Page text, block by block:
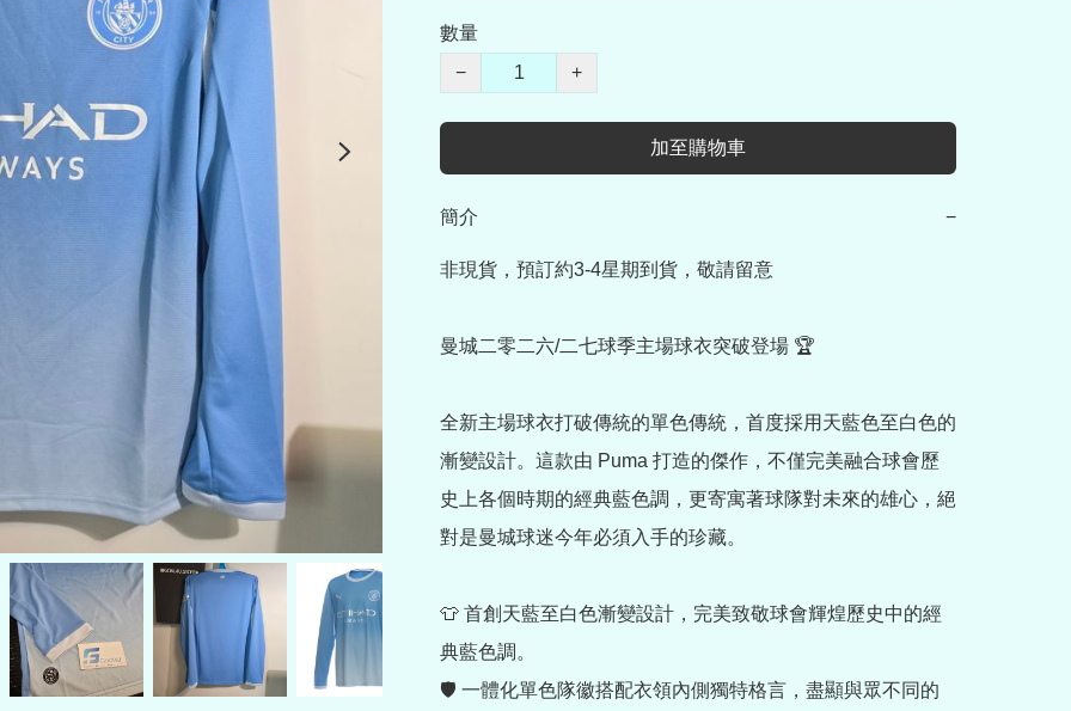
數量
−
+
加至購物車
簡介 −
非現貨，預訂約3-4星期到貨，敬請留意
曼城二零二六/二七球季主場球衣突破登場 🏆
全新主場球衣打破傳統的單色傳統，首度採用天藍色至白色的
漸變設計。這款由 Puma 打造的傑作，不僅完美融合球會歷
史上各個時期的經典藍色調，更寄寓著球隊對未來的雄心，絕
對是曼城球迷今年必須入手的珍藏。
👕 首創天藍至白色漸變設計，完美致敬球會輝煌歷史中的經
典藍色調。
🛡 一體化單色隊徽搭配衣領內側獨特格言，盡顯與眾不同的